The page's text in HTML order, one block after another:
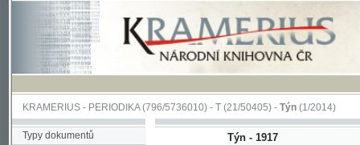
KRAMERIUS-PERIODIKA(796/5736010) -T(21/50405) -Týn(1/2014)
Typy dokumentů
Abeceda
Týn - 1917